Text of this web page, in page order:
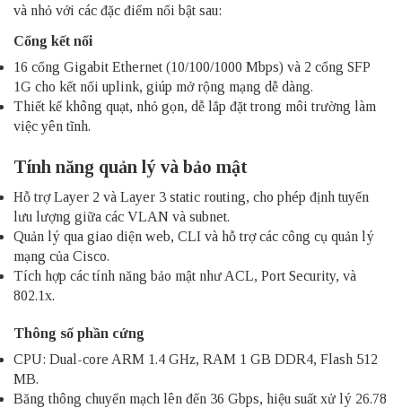
và nhỏ với các đặc điểm nổi bật sau:
Cổng kết nối
16 cổng Gigabit Ethernet (10/100/1000 Mbps) và 2 cổng SFP
1G cho kết nối uplink, giúp mở rộng mạng dễ dàng.
Thiết kế không quạt, nhỏ gọn, dễ lắp đặt trong môi trường làm
việc yên tĩnh.
Tính năng quản lý và bảo mật
Hỗ trợ Layer 2 và Layer 3 static routing, cho phép định tuyến
lưu lượng giữa các VLAN và subnet.
Quản lý qua giao diện web, CLI và hỗ trợ các công cụ quản lý
mạng của Cisco.
Tích hợp các tính năng bảo mật như ACL, Port Security, và
802.1x.
Thông số phần cứng
CPU: Dual-core ARM 1.4 GHz, RAM 1 GB DDR4, Flash 512
MB.
Băng thông chuyển mạch lên đến 36 Gbps, hiệu suất xử lý 26.78